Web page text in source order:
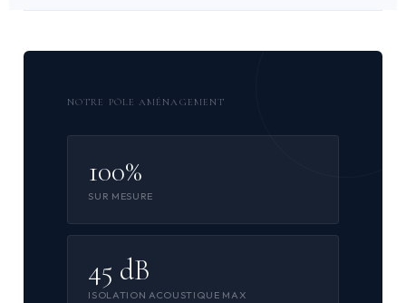
NOTRE PÔLE AMÉNAGEMENT
100%
SUR MESURE
45 dB
ISOLATION ACOUSTIQUE MAX